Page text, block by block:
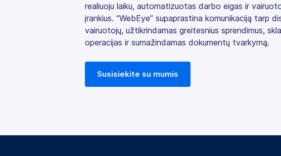
realiuoju laiku, automatizuotas darbo eigas ir
įrankius. “WebEye” supaprastina komunikaciją tarp
vairuotojų, užtikrindamas greitesnius sprendimus,
operacijas ir sumažindamas dokumentų tvarkymą.
Susisiekite su mumis